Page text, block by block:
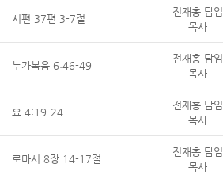
시편 37편 3-7절
전재홍 담임
목사
누가복음 6:46-49
전재홍 담임
목사
요 4:19-24
전재홍 담임
목사
로마서 8장 14-17절
전재홍 담임
목사